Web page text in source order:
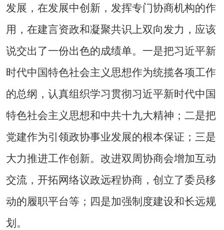
发展，在发展中创新，发挥专门协商机构的作
用，在建言资政和凝聚共识上双向发力，应该
说交出了一份出色的成绩单。一是把习近平新
时代中国特色社会主义思想作为统揽各项工作
的总纲，认真组织学习贯彻习近平新时代中国
特色社会主义思想和中共十九大精神；二是把
党建作为引领政协事业发展的根本保证；三是
大力推进工作创新。改进双周协商会增加互动
交流，开拓网络议政远程协商，创立了委员移
动的履职平台等；四是加强制度建设和长远规
划。